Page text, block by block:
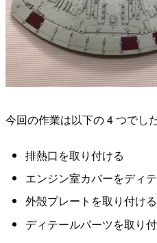
今回の作業は以下の 4 つでした
排熱口を取り付ける
エンジン室カバーをディ
外殻プレートを取り付ける
ディテールパーツを取り